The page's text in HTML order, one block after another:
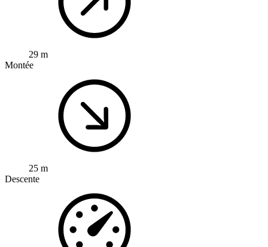
29 m
Montée
25 m
Descente